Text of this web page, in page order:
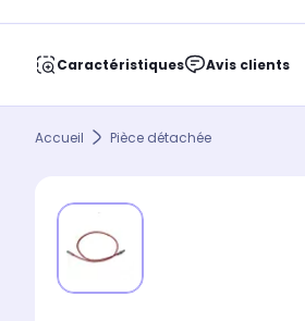
Caractéristiques Avis clients
Accueil Pièce détachée